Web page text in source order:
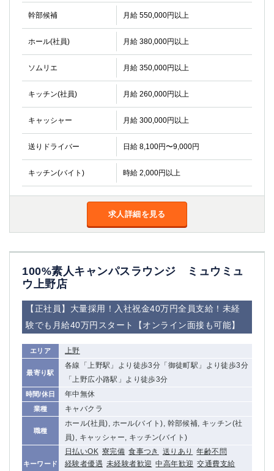
幹部候補 月給 550,000円以上
ホール(社員) 月給 380,000円以上
ソムリエ 月給 350,000円以上
キッチン(社員) 月給 260,000円以上
キャッシャー 月給 300,000円以上
送りドライバー 日給 8,100円〜9,000円
キッチン(バイト) 時給 2,000円以上
求人詳細を見る
100%素人キャンパスラウンジ ミュウミュ
ウ上野店
【正社員】大量採用！入社祝金40万円全員支給！未経
験でも月給40万円スタート【オンライン面接も可能】
エリア 上野
最寄り駅
各線「上野駅」より徒歩3分「御徒町駅」より徒歩3分
「上野広小路駅」より徒歩3分
時間/休日 年中無休
業種 キャバクラ
職種
ホール(社員), ホール(バイト), 幹部候補, キッチン(社
員), キャッシャー, キッチン(バイト)
キーワード
日払いOK 寮完備 食事つき 送りあり
年齢不問
経験者優遇 未経験者歓迎 中高年歓迎 交通費支給